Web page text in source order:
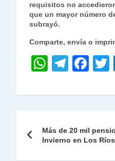
requisitos no
que un mayor número
subrayó.
Comparte, envía o
W
at
A
p
T
e
a
m
F
c
b
o
de
Más de 20 mil
Invierno en Los Ríos